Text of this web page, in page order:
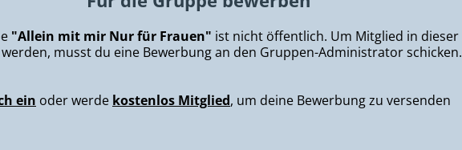
"Allein mit mir Nur für Frauen" ist nicht öffentlich. Um Mitglied in dieser
musst du eine Bewerbung an den Gruppen-Administrator schicken.
ein oder werde kostenlos Mitglied, um deine Bewerbung zu versenden